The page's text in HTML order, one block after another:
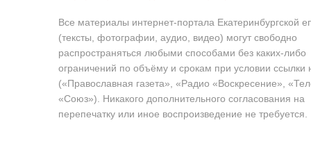
Все материалы интернет-портала Екатеринбургской
(тексты, фотографии, аудио, видео) могут свободно
распространяться любыми способами без каких-либо
ограничений по объёму и срокам при условии ссылки
(«Православная газета», «Радио «Воскресение»,
«Союз»). Никакого дополнительного согласования на
перепечатку или иное воспроизведение не требуется.